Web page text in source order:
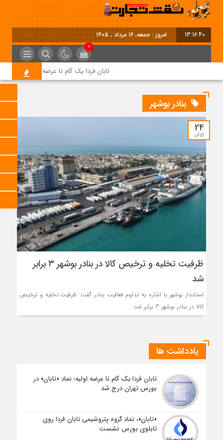
13:16:40 امروز : جمعه, ۱۶ مرداد , ۱۴۰۵
0
تابان فردا یک گام تا عرضه اولیه؛ نماد
بنادر بوشهر
24
ژوئن
ظرفیت تخلیه و ترخیص کالا در بنادر بوشهر ۳ برابر
شد
استاندار بوشهر با اشاره به تداوم فعالیت بنادر گفت: ظرفیت تخلیه و ترخیص
کالا در بنادر بوشهر 3 برابر شد.
یادداشت ها
تابان فردا یک گام تا عرضه اولیه؛ نماد «تابان» در
بورس تهران درج شد
«تابان»، نماد گروه پتروشیمی تابان فردا روی
تابلوی بورس نشست